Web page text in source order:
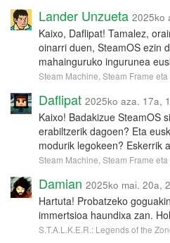
Lander Unzueta 2025ko
Kaixo, Daflipat! Tamalez,
oinarri duen, SteamOS ezin
mahainguruko ingurunea
Steam Machine, Steam Frame
Daflipat 2025ko aza. 17a,
Kaixo! Badakizue SteamOS
erabiltzerik dagoen? Eta
modurik legokeen? Eskerrik
Steam Machine, Steam Frame
Damian 2025ko mai. 20a,
Hartuta! Probatzeko
immertsioa haundixa zan.
S.T.A.L.K.E.R.: Legends of the